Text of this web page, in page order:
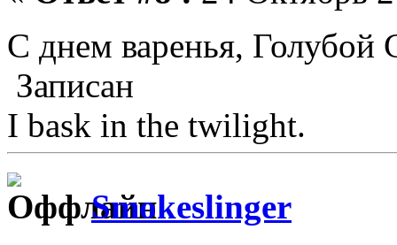
С днем варенья, Голубой
Записан
I bask in the twilight.
Smokeslinger